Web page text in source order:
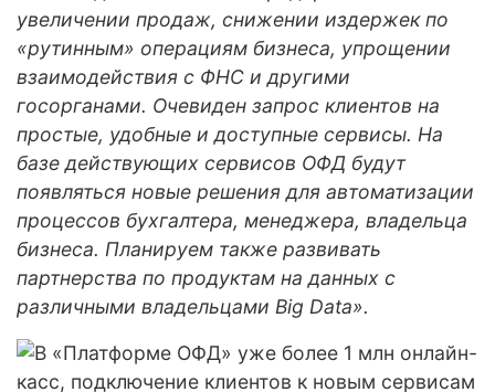
увеличении продаж, снижении издержек по
«рутинным» операциям бизнеса, упрощении
взаимодействия с ФНС и другими
госорганами. Очевиден запрос клиентов на
простые, удобные и доступные сервисы. На
базе действующих сервисов ОФД будут
появляться новые решения для автоматизации
процессов бухгалтера, менеджера, владельца
бизнеса. Планируем также развивать
партнерства по продуктам на данных с
различными владельцами Big Data».